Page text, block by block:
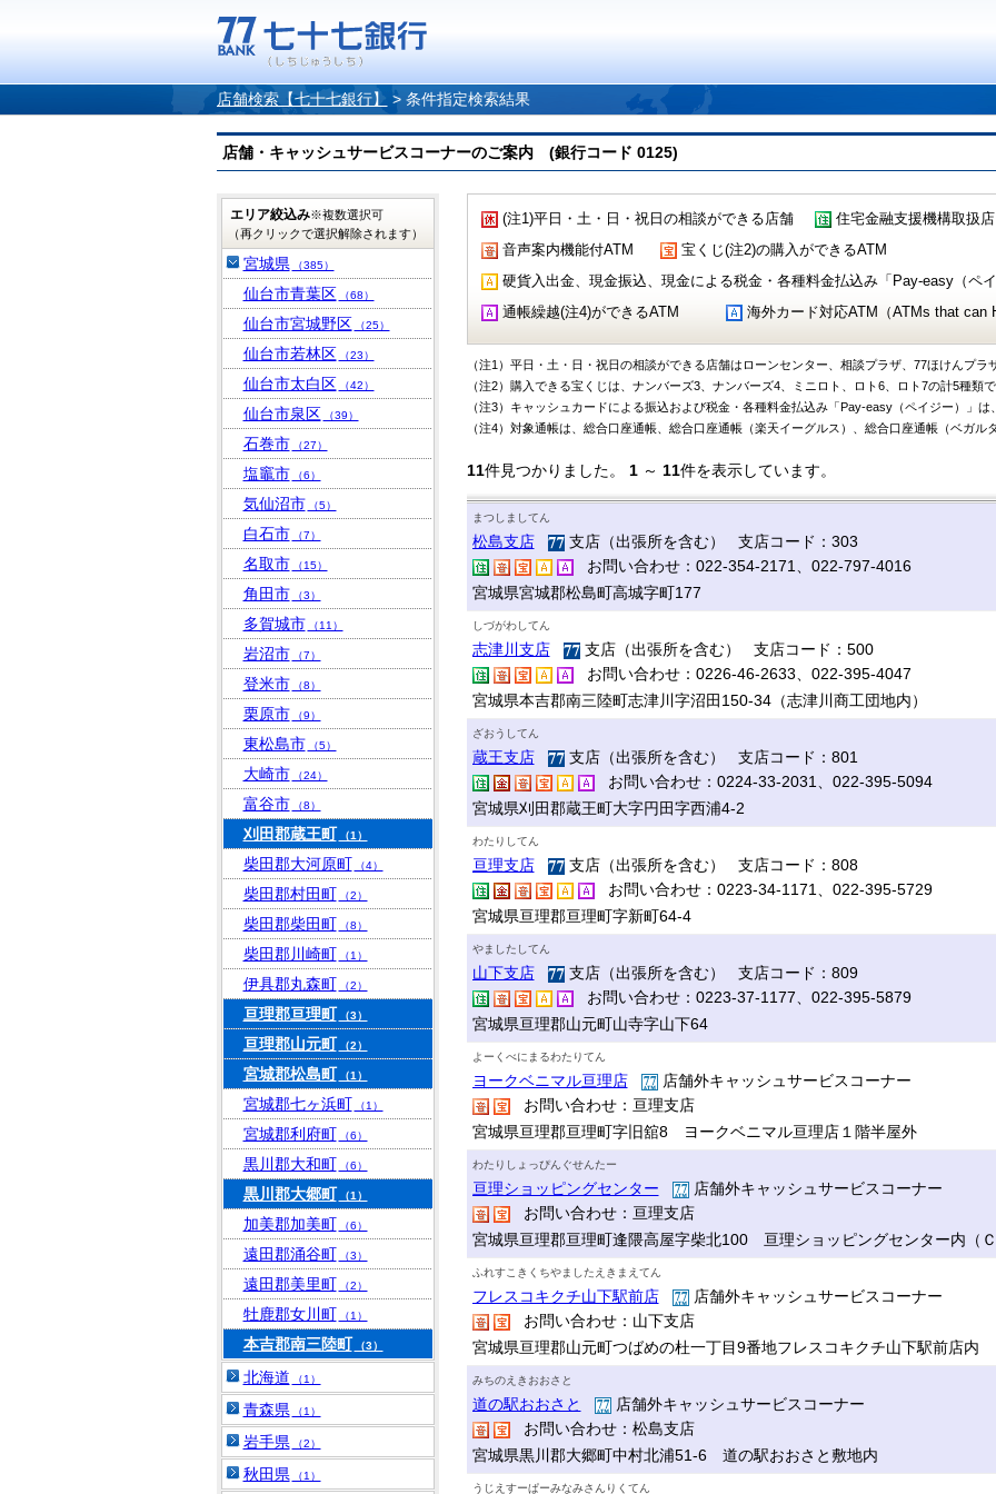
店舗検索【七十七銀行】 > 条件指定検索結果
店舗・キャッシュサービスコーナーのご案内 (銀行コード 0125)
(注1)平日・土・日・祝日の相談ができる店舗 住宅金融支援機構取扱店
音声案内機能付ATM
宝くじ(注2)の購入ができるATM
硬貨入出金、現金振込、現金による税金・各種料金払込み「Pay-easy（ペ
通帳繰越(注4)ができるATM
海外カード対応ATM（ATMs that can
（注1）平日・土・日・祝日の相談ができる店舗はローンセンター、相談プラザ、77ほけんプラ
（注2）購入できる宝くじは、ナンバーズ3、ナンバーズ4、ミニロト、ロト6、ロト7の計5種類で
（注3）キャッシュカードによる振込および税金・各種料金払込み「Pay-easy（ペイジー）」は
（注4）対象通帳は、総合口座通帳、総合口座通帳（楽天イーグルス）、総合口座通帳（ベガル
11件見つかりました。 1～ 11件を表示しています。
まつしましてん
松島支店
支店（出張所を含む） 支店コード：303
お問い合わせ：022-354-2171、022-797-4016
宮城県宮城郡松島町高城字町177
しづがわしてん
志津川支店
支店（出張所を含む） 支店コード：500
お問い合わせ：0226-46-2633、022-395-4047
宮城県本吉郡南三陸町志津川字沼田150-34（志津川商工団地内）
ざおうしてん
蔵王支店
支店（出張所を含む） 支店コード：801
お問い合わせ：0224-33-2031、022-395-5094
宮城県刈田郡蔵王町大字円田字西浦4-2
わたりしてん
亘理支店
支店（出張所を含む） 支店コード：808
お問い合わせ：0223-34-1171、022-395-5729
宮城県亘理郡亘理町字新町64-4
やましたしてん
山下支店
支店（出張所を含む） 支店コード：809
お問い合わせ：0223-37-1177、022-395-5879
宮城県亘理郡山元町山寺字山下64
よーくべにまるわたりてん
ヨークベニマル亘理店
店舗外キャッシュサービスコーナー
お問い合わせ：亘理支店
宮城県亘理郡亘理町字旧舘8 ヨークベニマル亘理店１階半屋外
わたりしょっぴんぐせんたー
亘理ショッピングセンター
店舗外キャッシュサービスコーナー
お問い合わせ：亘理支店
宮城県亘理郡亘理町逢隈高屋字柴北100 亘理ショッピングセンター内（Ｃ
ふれすこきくちやましたえきまえてん
フレスコキクチ山下駅前店
店舗外キャッシュサービスコーナー
お問い合わせ：山下支店
宮城県亘理郡山元町つばめの杜一丁目9番地フレスコキクチ山下駅前店内
みちのえきおおさと
道の駅おおさと
店舗外キャッシュサービスコーナー
お問い合わせ：松島支店
宮城県黒川郡大郷町中村北浦51-6 道の駅おおさと敷地内
うじえすーぱーみなみさんりくてん
エリア絞込み※複数選択可
（再クリックで選択解除されます）
宮城県 （385）
仙台市青葉区 （68）
仙台市宮城野区 （25）
仙台市若林区 （23）
仙台市太白区 （42）
仙台市泉区 （39）
石巻市 （27）
塩竈市 （6）
気仙沼市 （5）
白石市 （7）
名取市 （15）
角田市 （3）
多賀城市 （11）
岩沼市 （7）
登米市 （8）
栗原市 （9）
東松島市 （5）
大崎市 （24）
富谷市 （8）
刈田郡蔵王町 （1）
柴田郡大河原町 （4）
柴田郡村田町 （2）
柴田郡柴田町 （8）
柴田郡川崎町 （1）
伊具郡丸森町 （2）
亘理郡亘理町 （3）
亘理郡山元町 （2）
宮城郡松島町 （1）
宮城郡七ヶ浜町 （1）
宮城郡利府町 （6）
黒川郡大和町 （6）
黒川郡大郷町 （1）
加美郡加美町 （6）
遠田郡涌谷町 （3）
遠田郡美里町 （2）
牡鹿郡女川町 （1）
本吉郡南三陸町 （3）
北海道 （1）
青森県 （1）
岩手県 （2）
秋田県 （1）